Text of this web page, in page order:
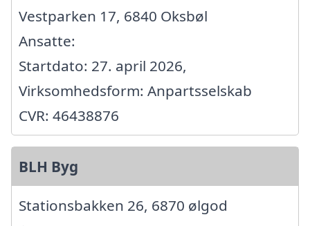
Vestparken 17, 6840 Oksbøl
Ansatte:
Startdato: 27. april 2026,
Virksomhedsform: Anpartsselskab
CVR: 46438876
BLH Byg
Stationsbakken 26, 6870 ølgod